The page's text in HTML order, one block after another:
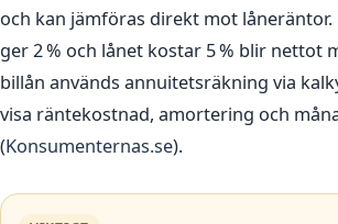
och kan jämföras direkt mot
ger 2 % och lånet kostar 5 % blir nettot
billån används annuitetsräkning via
visa räntekostnad, amortering och
(Konsumenternas.se).